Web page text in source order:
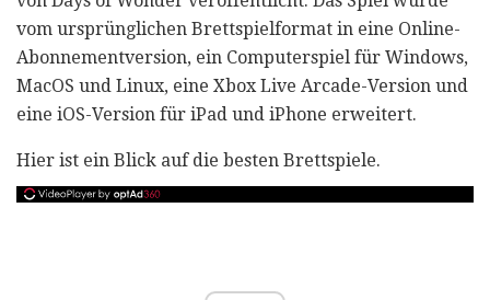
vom ursprünglichen Brettspielformat in eine Online-
Abonnementversion, ein Computerspiel für Windows,
MacOS und Linux, eine Xbox Live Arcade-Version und
eine iOS-Version für iPad und iPhone erweitert.
Hier ist ein Blick auf die besten Brettspiele.